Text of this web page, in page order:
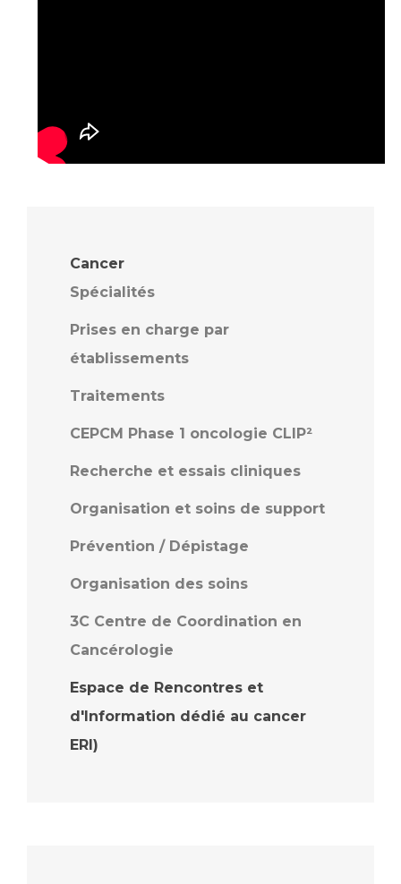
Cancer
Spécialités
Prises en charge par
établissements
Traitements
CEPCM Phase 1 oncologie CLIP²
Recherche et essais cliniques
Organisation et soins de support
Prévention / Dépistage
Organisation des soins
3C Centre de Coordination en
Cancérologie
Espace de Rencontres et
d'Information dédié au cancer
ERI)